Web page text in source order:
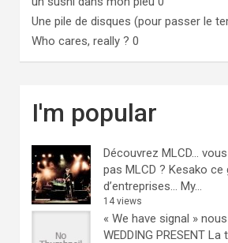
Une pile de disques (pour passer le
Who cares, really ? 0
I'm popular
Découvrez MLCD…
pas MLCD ? Kesako
d’entreprises… My...
14 views
« We have signal »
WEDDING PRESENT La